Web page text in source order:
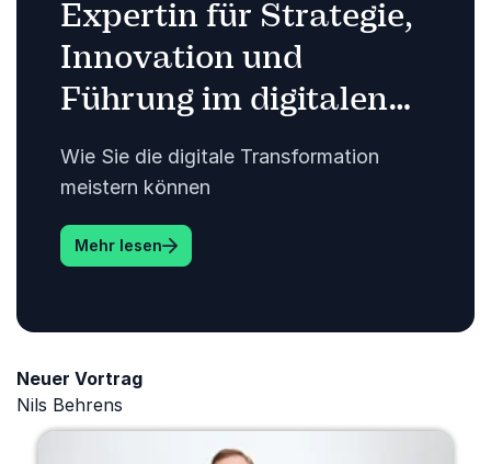
Expertin für Strategie,
Innovation und
Führung im digitalen
Zeitalter.
Wie Sie die digitale Transformation
meistern können
Mehr lesen: Expertin für Strategie, Innovation und
Neuer Vortrag
Nils Behrens